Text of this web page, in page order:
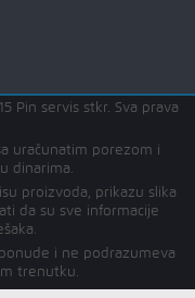
Pin servis stkr. Sva prava
uračunatim porezom i
dinarima.
proizvoda, prikazu slika
da su sve informacije
i ne podrazumeva
trenutku.